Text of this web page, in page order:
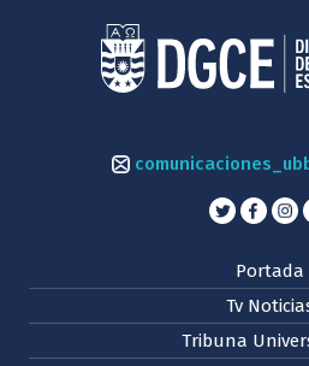
Portada
Tv
Tribuna